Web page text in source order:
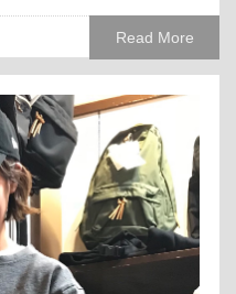
Read More